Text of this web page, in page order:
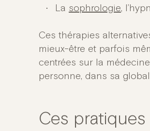
La sophrologie,
Ces thérapies
mieux-être et parfois
centrées sur la
personne, dans sa
Ces